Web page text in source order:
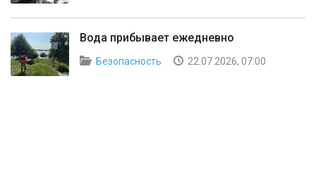
Вода прибывает ежедневно
Безопасность 22.07.2026, 07:00